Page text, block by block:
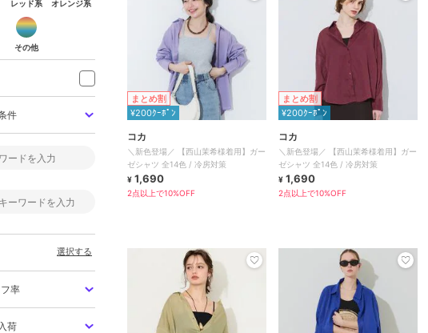
レッド系 オレンジ系
その他
件
選択する
率
荷
まとめ割
¥200ｸｰﾎﾟﾝ
コカ
＼新色登場／ 【西山茉希様着用】ガー
ゼシャツ 全14色 / 冷房対策
¥ 1,690
2点以上で10%OFF
まとめ割
¥200ｸｰﾎﾟﾝ
コカ
＼新色登場／ 【西山茉希様着用】ガー
ゼシャツ 全14色 / 冷房対策
¥ 1,690
2点以上で10%OFF